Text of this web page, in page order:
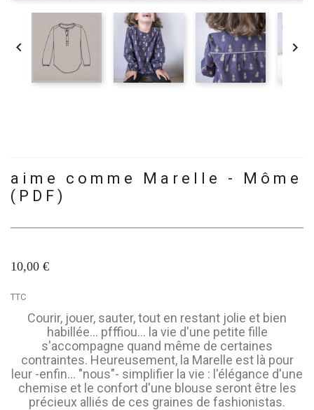
 
aime comme Marelle - Môme
(PDF)
10,00 €
TTC
Courir, jouer, sauter, tout en restant jolie et bien
habillée... pfffiou... la vie d'une petite fille
s'accompagne quand même de certaines
contraintes. Heureusement, la Marelle est là pour
leur -enfin... "nous"- simplifier la vie : l'élégance d'une
chemise et le confort d'une blouse seront être les
précieux alliés de ces graines de fashionistas.